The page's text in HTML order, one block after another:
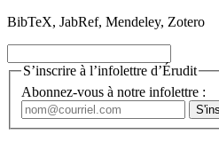
BibTeX, JabRef, Mendeley, Zotero
S’inscrire à l’infolettre d’Érudit
Abonnez-vous à notre infolettre :